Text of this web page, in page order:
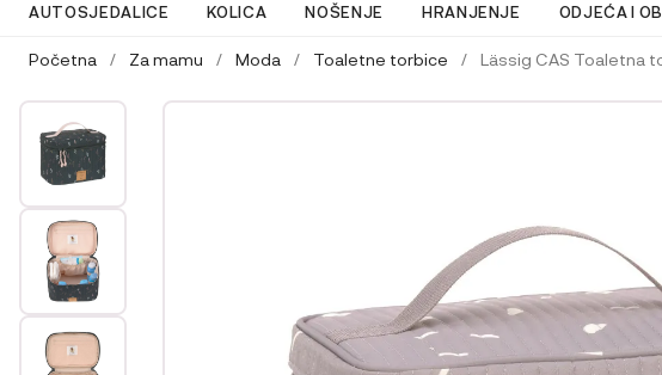
AUTOSJEDALICE KOLICA NOŠENJE HRANJENJE ODJEĆA I
Početna / Za mamu / Moda / Toaletne torbice / Lässig CAS Toaletna